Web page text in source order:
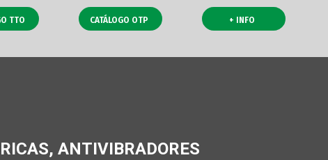
TTO CATÁLOGO OTP + INFO
ANTIVIBRADORES